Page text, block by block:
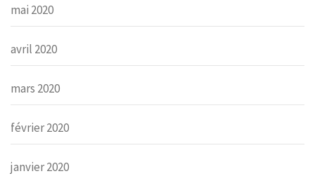
mai 2020
avril 2020
mars 2020
février 2020
janvier 2020